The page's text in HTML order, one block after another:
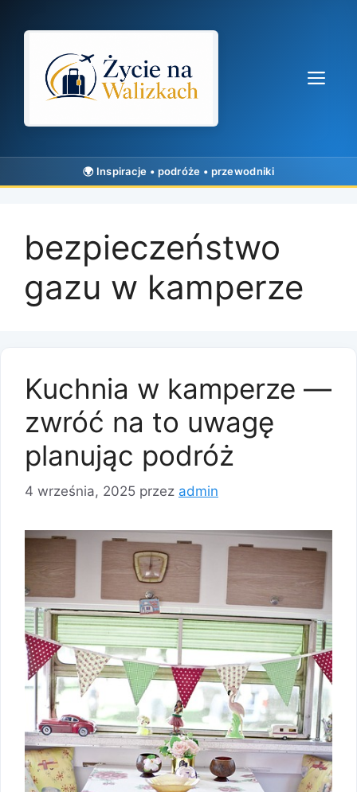
bezpieczeństwo
gazu w kamperze
Kuchnia w kamperze —
zwróć na to uwagę
planując podróż
4 września, 2025 przez admin